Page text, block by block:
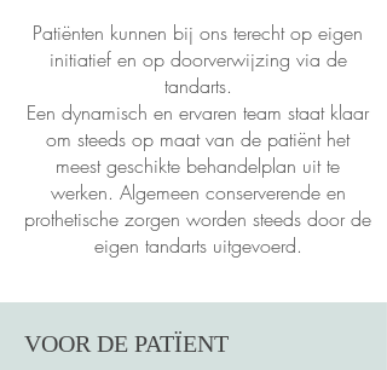
Patiënten kunnen bij ons terecht op eigen
initiatief en op doorverwijzing via de
tandarts.
Een dynamisch en ervaren team staat klaar
om steeds op maat van de patiënt het
meest geschikte behandelplan uit te
werken. Algemeen conserverende en
prothetische zorgen worden steeds door de
eigen tandarts uitgevoerd.
VOOR DE PATÏENT